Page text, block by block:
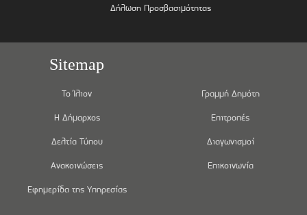
Δήλωση Προσβασιμότητας
Sitemap
Το Ίλιον
Η Δήμαρχος
Δελτία Τύπου
Ανακοινώσεις
Εφημερίδα της Υπηρεσίας
Γραμμή Δημότη
Επιτροπές
Διαγωνισμοί
Επικοινωνία